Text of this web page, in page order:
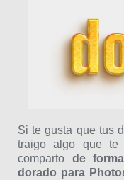
Si te gusta que tus
traigo algo que te
comparto de
dorado para